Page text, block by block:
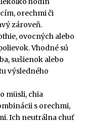
orechmi či
zároveň.
ovocných alebo
Vhodné sú
sušienok alebo
výsledného
müsli, chia
s orechmi,
Ich neutrálna chuť